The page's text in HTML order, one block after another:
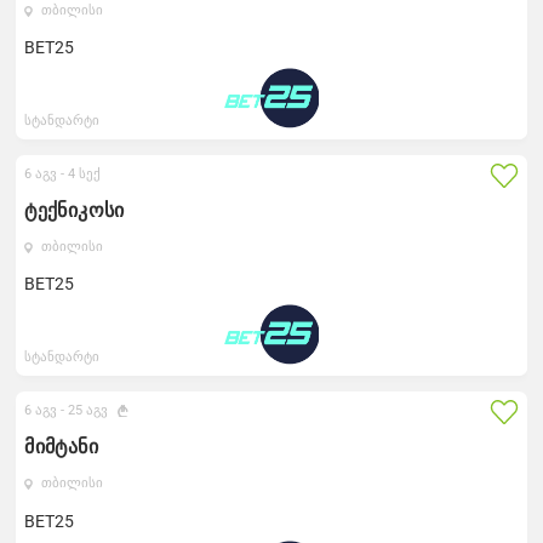
თბილისი
BET25
სტანდარტი
ტექნიკოსი
თბილისი
BET25
6 აგვ -4 სექ
სტანდარტი
მიმტანი
თბილისი
BET25
6 აგვ -25 აგვ